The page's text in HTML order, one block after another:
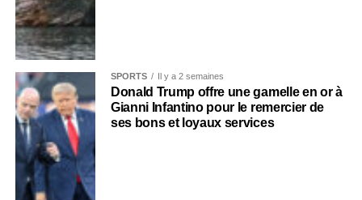
SPORTS Il y a 2 semaines
Donald Trump offre une gamelle en or à
Gianni Infantino pour le remercier de
ses bons et loyaux services